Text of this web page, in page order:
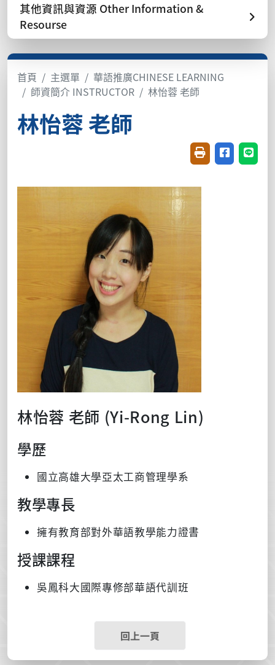
其他資訊與資源 Other Information &
Resourse
首頁 主選單
華語推廣CHINESE LEARNING
師資簡介 INSTRUCTOR
林怡蓉 老師
林怡蓉 老師
友善列印(開新視
分享至臉書
分享
林怡蓉 老師 (Yi-Rong Lin)
學歷
國立高雄大學亞太工商管理學系
教學專長
擁有教育部對外華語教學能力證書
授課課程
吳鳳科大國際專修部華語代訓班
回上一頁